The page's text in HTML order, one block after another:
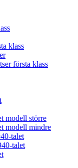
klass
första klass
modell större
modell mindre
talet
talet